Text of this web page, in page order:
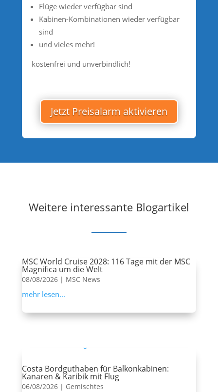
Flüge wieder verfügbar sind
Kabinen-Kombinationen wieder verfügbar
sind
und vieles mehr!
kostenfrei und unverbindlich!
Jetzt Preisalarm aktivieren
Weitere interessante Blogartikel
MSC World Cruise 2028: 116 Tage mit der MSC
Magnifica um die Welt
08/08/2026| MSC News
mehr lesen...
Costa Bordguthaben für Balkonkabinen:
Kanaren & Karibik mit Flug
06/08/2026| Gemischtes